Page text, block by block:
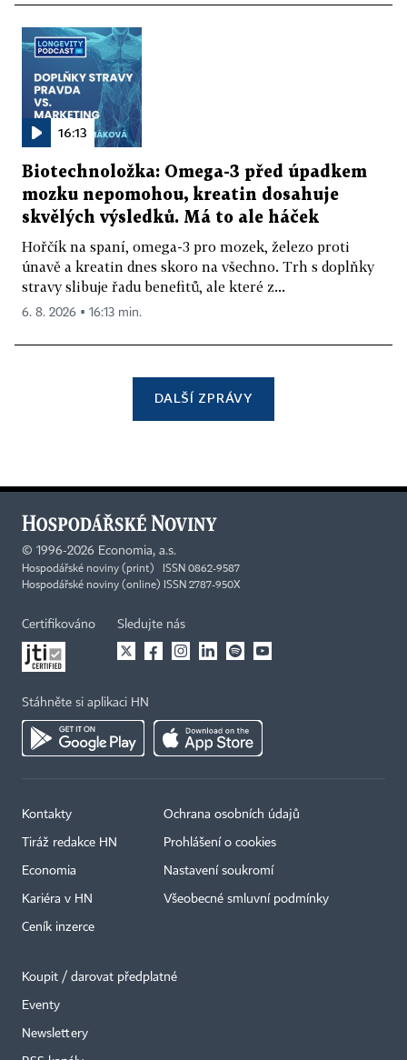
16:13
Biotechnoložka: Omega-3 před úpadkem
mozku nepomohou, kreatin dosahuje
skvělých výsledků. Má to ale háček
Hořčík na spaní, omega-3 pro mozek, železo proti
únavě a kreatin dnes skoro na všechno. Trh s doplňky
stravy slibuje řadu benefitů, ale které z...
6. 8. 2026 ▪ 16:13 min.
DALŠÍ ZPRÁVY
© 1996-2026 Economia, a.s.
Hospodářské noviny (print) ISSN 0862-9587
Hospodářské noviny (online) ISSN 2787-950X
Certifikováno Sledujte nás
Stáhněte si aplikaci HN
Kontakty
Tiráž redakce HN
Economia
Kariéra v HN
Ceník inzerce
Ochrana osobních údajů
Prohlášení o cookies
Nastavení soukromí
Všeobecné smluvní podmínky
Koupit / darovat předplatné
Eventy
Newslettery